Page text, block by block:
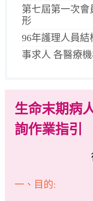
第七屆第一次
形
96年護理人員
事求人 各醫療
生命末期病
詢作業指引
一、目的: